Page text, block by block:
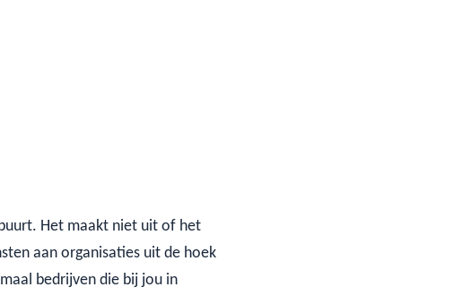
Het maakt niet uit of het
aan organisaties uit de hoek
bedrijven die bij jou in